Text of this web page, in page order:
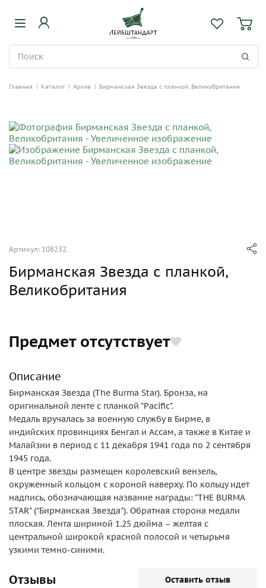
Главная | Каталог | Архив | Бирманская Звезда с планкой, Великобритания
Артикул: 108232
Бирманская Звезда с планкой,
Великобритания
Предмет отсутствует
Описание
Бирманская Звезда (The Burma Star). Бронза, на
оригинальной ленте с планкой "Pacific".
Медаль вручалась за военную службу в Бирме, в
индийских провинциях Бенгал и Ассам, а также в Китае и
Малайзии в период с 11 декабря 1941 года по 2 сентября
1945 года.
В центре звезды размещен королевский вензель,
окруженный кольцом с короной наверху. По кольцу идет
надпись, обозначающая название награды: "THE BURMA
STAR" ("Бирманская Звезда"). Обратная сторона медали
плоская. Лента шириной 1.25 дюйма – желтая с
центральной широкой красной полосой и четырьмя
узкими темно-синими.
Отзывы Оставить отзыв